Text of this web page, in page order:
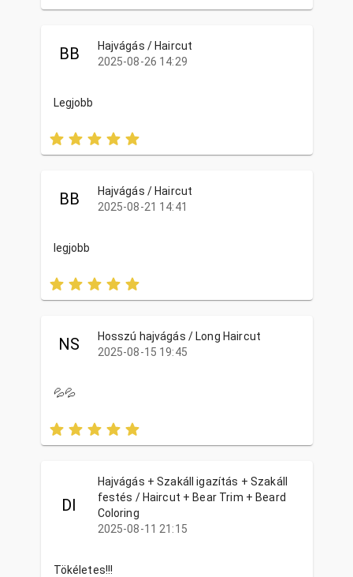
BB
Hajvágás / Haircut
2025-08-26 14:29
Legjobb
BB
Hajvágás / Haircut
2025-08-21 14:41
legjobb
NS
Hosszú hajvágás / Long Haircut
2025-08-15 19:45
💦💦
DI
Hajvágás + Szakáll igazítás + Szakáll
festés / Haircut + Bear Trim + Beard
Coloring
2025-08-11 21:15
Tökéletes!!!